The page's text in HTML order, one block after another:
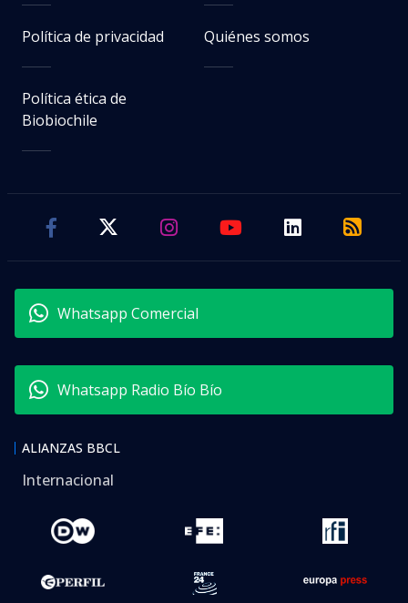
Política de privacidad Quiénes somos
Política ética de
Biobiochile
Whatsapp Comercial
Whatsapp Radio Bío Bío
ALIANZAS BBCL
Internacional